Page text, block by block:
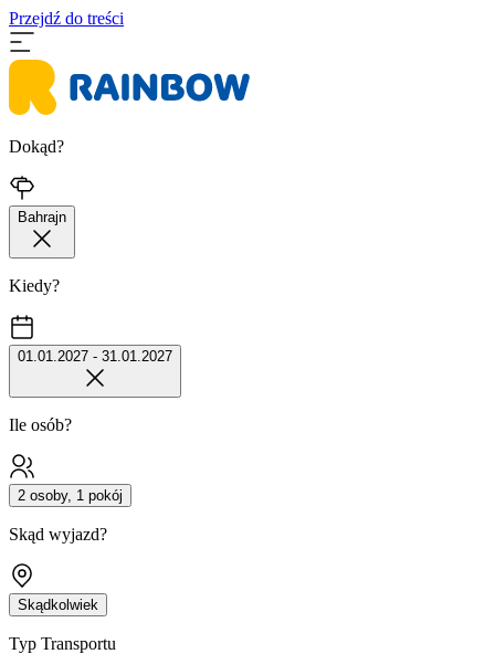
Przejdź do treści
Dokąd?
Bahrajn
Kiedy?
01.01.2027 - 31.01.2027
Ile osób?
2 osoby, 1 pokój
Skąd wyjazd?
Skądkolwiek
Typ Transportu